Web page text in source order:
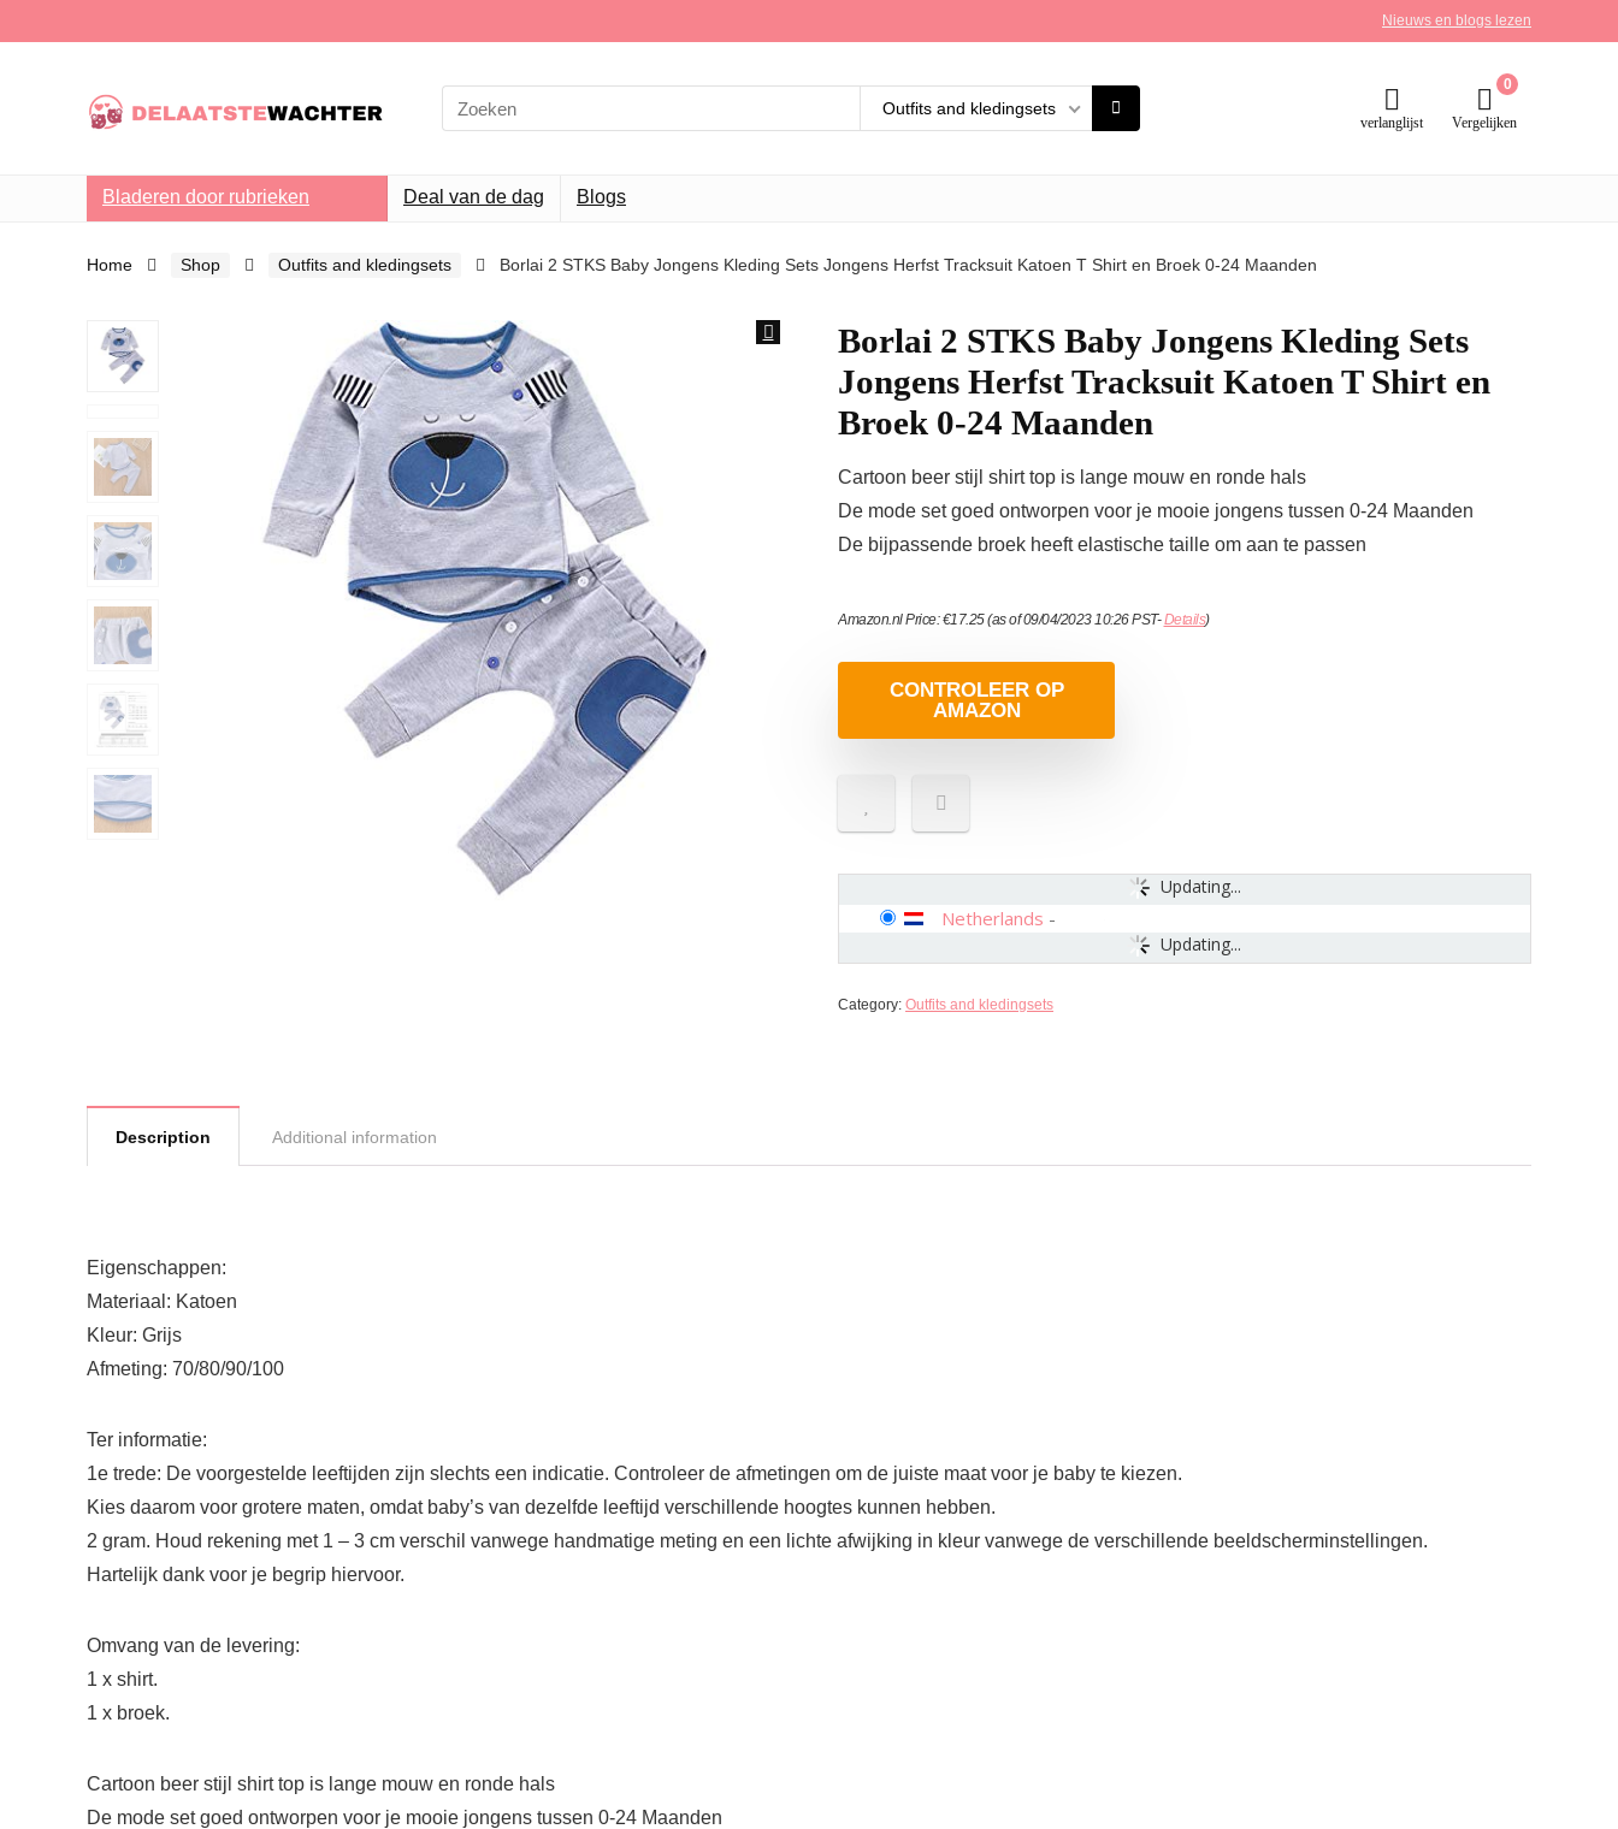
Nieuws en blogs lezen
Search
for:
Outfits and kledingsets
verlanglijst
0
Vergelijken
Bladeren door rubrieken Deal van de dag Blogs
Home Shop Outfits and kledingsets Borlai 2 STKS Baby Jongens Kleding Sets Jongens Herfst Tracksuit Katoen T Shirt en Broek 0-24 Maanden
Borlai 2 STKS Baby Jongens Kleding Sets
Jongens Herfst Tracksuit Katoen T Shirt en
Broek 0-24 Maanden
Cartoon beer stijl shirt top is lange mouw en ronde hals
De mode set goed ontworpen voor je mooie jongens tussen 0-24 Maanden
De bijpassende broek heeft elastische taille om aan te passen
Amazon.nl Price:€17.25(as of 09/04/2023 10:26 PST-Details)
CONTROLEER OP
AMAZON
Updating...
Updating...
Netherlands -
Category: Outfits and kledingsets
Description Additional information
Eigenschappen:
Materiaal: Katoen
Kleur: Grijs
Afmeting: 70/80/90/100
Ter informatie:
1e trede: De voorgestelde leeftijden zijn slechts een indicatie. Controleer de afmetingen om de juiste maat voor je baby te kiezen.
Kies daarom voor grotere maten, omdat baby’s van dezelfde leeftijd verschillende hoogtes kunnen hebben.
2 gram. Houd rekening met 1 – 3 cm verschil vanwege handmatige meting en een lichte afwijking in kleur vanwege de verschillende beeldscherminstellingen.
Hartelijk dank voor je begrip hiervoor.
Omvang van de levering:
1 x shirt.
1 x broek.
Cartoon beer stijl shirt top is lange mouw en ronde hals
De mode set goed ontworpen voor je mooie jongens tussen 0-24 Maanden